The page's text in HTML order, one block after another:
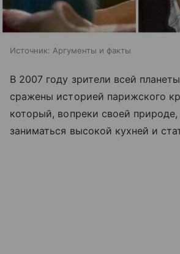
Источник: Аргументы и факты
В 2007 году зрители всей
сражены историей парижского
который, вопреки своей природе,
заниматься высокой кухней и